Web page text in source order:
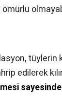
ömürlü
tüylerin
edilerek